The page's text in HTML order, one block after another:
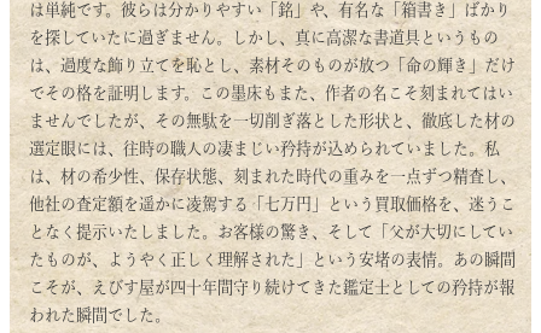
は単純です。彼らは分かりやすい「銘」や、有名な「箱書き」ばかり
を探していたに過ぎません。しかし、真に高潔な書道具というもの
は、過度な飾り立てを恥とし、素材そのものが放つ「命の輝き」だけ
でその格を証明します。この墨床もまた、作者の名こそ刻まれてはい
ませんでしたが、その無駄を一切削ぎ落とした形状と、徹底した材の
選定眼には、往時の職人の凄まじい矜持が込められていました。私
は、材の希少性、保存状態、刻まれた時代の重みを一点ずつ精査し、
他社の査定額を遥かに凌駕する「七万円」という買取価格を、迷うこ
となく提示いたしました。お客様の驚き、そして「父が大切にしてい
たものが、ようやく正しく理解された」という安堵の表情。あの瞬間
こそが、えびす屋が四十年間守り続けてきた鑑定士としての矜持が報
われた瞬間でした。